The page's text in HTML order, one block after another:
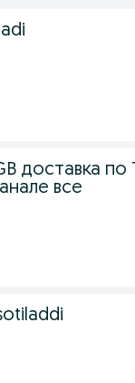
доставка по
все